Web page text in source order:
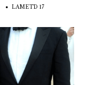
LAMETD 17